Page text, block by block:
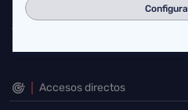
Accesos directos